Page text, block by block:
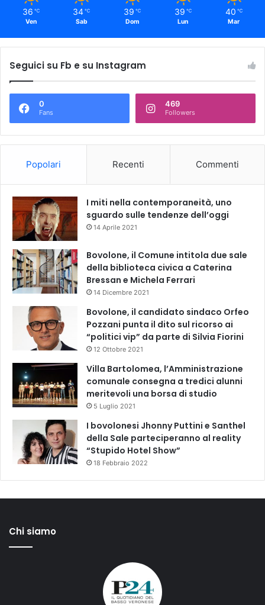
36 ℃
Ven
34 ℃
Sab
39 ℃
Dom
39 ℃
Lun
40 ℃
Mar
Seguici su Fb e su Instagram
0
Fans
469
Followers
Popolari Recenti Commenti
I miti nella contemporaneità, uno
sguardo sulle tendenze dell’oggi
14 Aprile 2021
Bovolone, il Comune intitola due sale
della biblioteca civica a Caterina
Bressan e Michela Ferrari
14 Dicembre 2021
Bovolone, il candidato sindaco Orfeo
Pozzani punta il dito sul ricorso ai
“politici vip” da parte di Silvia Fiorini
12 Ottobre 2021
Villa Bartolomea, l’Amministrazione
comunale consegna a tredici alunni
meritevoli una borsa di studio
5 Luglio 2021
I bovolonesi Jhonny Puttini e Santhel
della Sale parteciperanno al reality
“Stupido Hotel Show”
18 Febbraio 2022
Chi siamo